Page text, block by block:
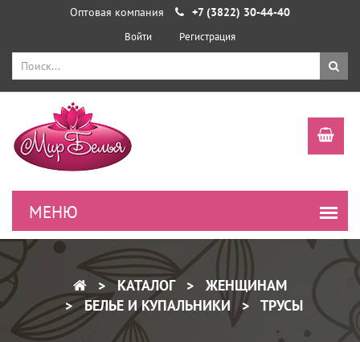
Оптовая компания +7 (3822) 30-44-40
Войти Регистрация
КАТАЛОГ
ЖЕНЩИНАМ
БЕЛЬЕ И КУПАЛЬНИКИ
ТРУСЫ